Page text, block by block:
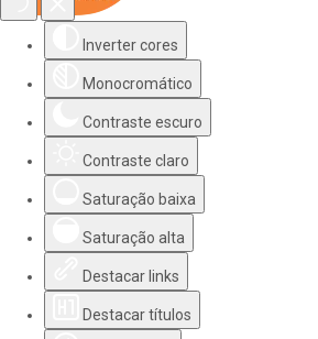
Inverter cores
Monocromático
Contraste escuro
Contraste claro
Saturação baixa
Saturação alta
Destacar links
Destacar títulos